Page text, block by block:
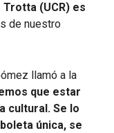
(UCR) es
de nuestro
llamó a la
que estar
cultural. Se lo
única, se